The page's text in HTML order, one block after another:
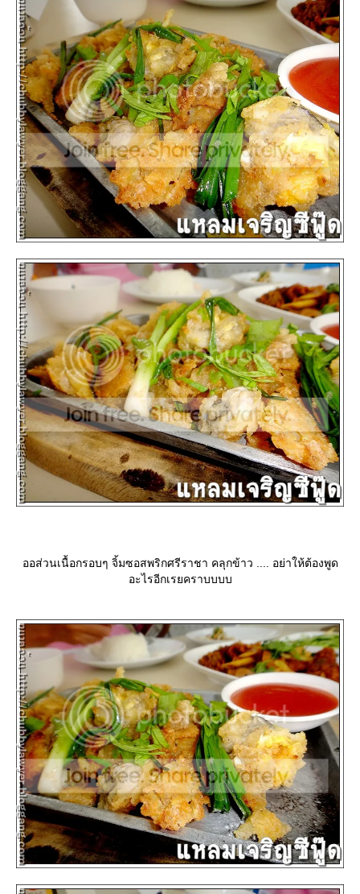
ออส่วนเนื้อกรอบๆ จิ้มซอสพริกศรีราชา คลุกข้าว .... อย่าให้ต้องพูด
อะไรอีกเรยคราบบบบ